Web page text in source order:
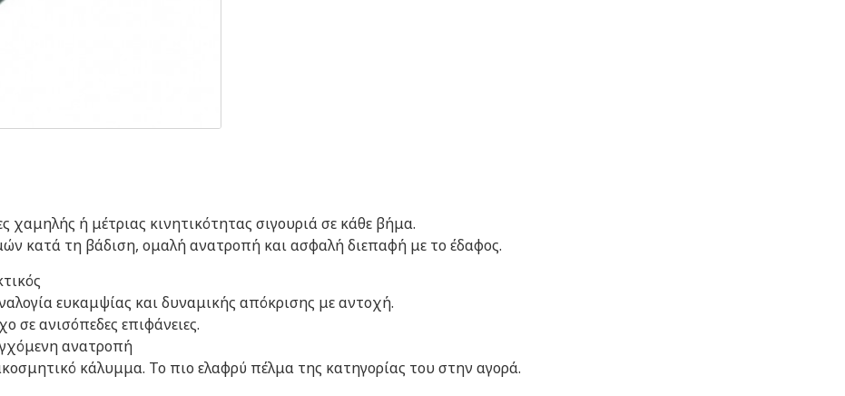
ή μέτριας κινητικότητας σιγουριά σε κάθε βήμα.
κατά τη βάδιση, ομαλή ανατροπή και ασφαλή διεπαφή με το έδαφος.
ευκαμψίας και δυναμικής απόκρισης με αντοχή.
σε ανισόπεδες επιφάνειες.
ανατροπή
κάλυμμα. Το πιο ελαφρύ πέλμα της κατηγορίας του στην αγορά.